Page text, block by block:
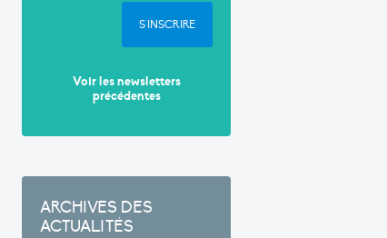
S'INSCRIRE
Voir les newsletters
précédentes
ARCHIVES DES
ACTUALITÉS